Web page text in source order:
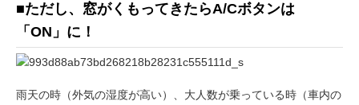
■ただし、窓がくもってきたらA/Cボタンは
「ON」に！
雨天の時（外気の湿度が高い）、大人数が乗っている時（車内の